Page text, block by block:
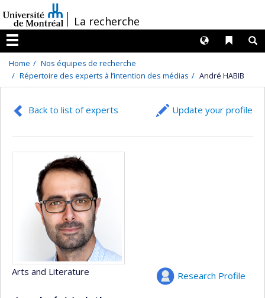
au
contenu
/La recherche
Menu
Liens
Langues
Home
Nos équipes de recherche
Répertoire des experts à l’intention des médias
André HABIB
Back to list of experts Update your profile
Research Profile
Arts and Literature